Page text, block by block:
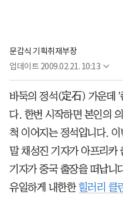
문갑식 기획취재부장
업데이트 2009.02.21. 10:13
바둑의 정석(定石) 가운데 '
다. 한번 시작하면 본인의
척 이어지는 정석입니다.
말 채성진 기자가 아프리카
기자가 중국 출장을 떠납니
유일하게 내한한 힐러리 클